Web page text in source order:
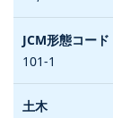
101-1